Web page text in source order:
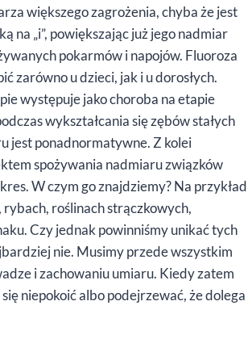
większego zagrożenia, chyba że jest
na „i”, powiększając już jego nadmiar
pokarmów i napojów. Fluoroza
zarówno u dzieci, jak i u dorosłych.
występuje jako choroba na etapie
wykształcania się zębów stałych
jest ponadnormatywne. Z kolei
spożywania nadmiaru związków
W czym go znajdziemy? Na przykład
roślinach strączkowych,
Czy jednak powinniśmy unikać tych
nie. Musimy przede wszystkim
i zachowaniu umiaru. Kiedy zatem
niepokoić albo podejrzewać, że dolega